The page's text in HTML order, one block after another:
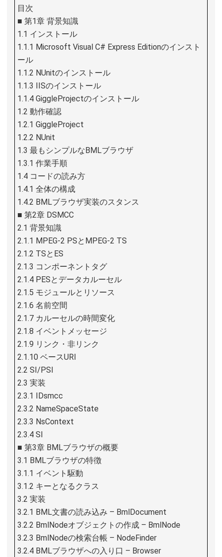
目次
■ 第1章 背景知識
1.1 インストール
1.1.1 Microsoft Visual C# Express Editionのインスト
ール
1.1.2 NUnitのインストール
1.1.3 IISのインストール
1.1.4 GiggleProjectのインストール
1.2 動作確認
1.2.1 GiggleProject
1.2.2 NUnit
1.3 最もシンプルなBMLブラウザ
1.3.1 作業手順
1.4 コードの読み方
1.4.1 全体の構成
1.4.2 BMLブラウザ実装のスタンス
■ 第2章 DSMCC
2.1 背景知識
2.1.1 MPEG-2 PSとMPEG-2 TS
2.1.2 TSとES
2.1.3 コンポーネントタグ
2.1.4 PESとデータカルーセル
2.1.5 モジュールとリソース
2.1.6 名前空間
2.1.7 カルーセルの時間変化
2.1.8 イベントメッセージ
2.1.9 リンク・非リンク
2.1.10 ベースURI
2.2 SI/PSI
2.3 実装
2.3.1 IDsmcc
2.3.2 NameSpaceState
2.3.3 NsContext
2.3.4 SI
■ 第3章 BMLブラウザの概要
3.1 BMLブラウザの特徴
3.1.1 イベント駆動
3.1.2 キーとなるクラス
3.2 実装
3.2.1 BML文書の読み込み – BmlDocument
3.2.2 BmlNodeオブジェクトの作成 – BmlNode
3.2.3 BmlNodeの検索台帳 – NodeFinder
3.2.4 BMLブラウザへの入り口 – Browser